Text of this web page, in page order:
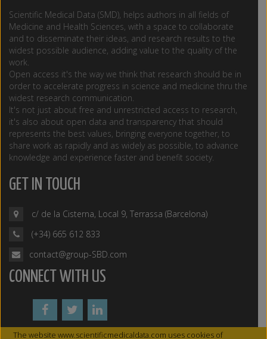
The website www.scientificmedicaldata.com uses cookies of
Scientific Medical Data (SMD), helps authors in all fields of
Medicine and Health Sciences, with a space to collaborate
and to disseminate their ideas, and research results to the
widest possible audience, adding value to the quality of the
work.
Open access it's the way we think that research should be in
order to accelerate progress in science and medicine thru the
widest research communication.
It's not just about free and unrestricted access to research,
it's also about open data and transparency that should
represents the best values, bringing everyone together, to
share work as rapidly and as widely as possible, to advance
knowledge and experience faster and benefit society.
GET IN TOUCH
c/ de la Cisterna, Local 9, Terrassa (Barcelona)
(+34) 665 612 833
contact@group-SBD.com
CONNECT WITH US